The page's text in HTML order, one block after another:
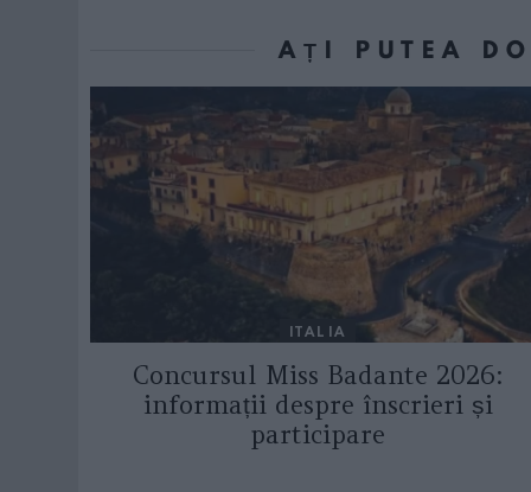
AȚI PUTEA
ITALIA
Concursul Miss Badante 2026:
informații despre înscrieri și
participare